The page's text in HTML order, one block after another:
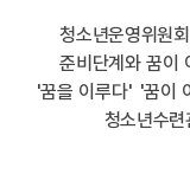
청소년운영위원
준비단계와 꿈이
'꿈을 이루다' '꿈이
청소년수